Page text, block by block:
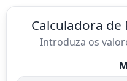
Calculadora
Introduza os